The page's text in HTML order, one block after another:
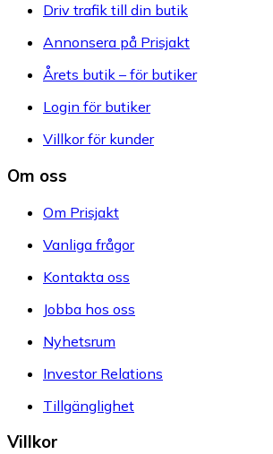
Driv trafik till din butik
Annonsera på Prisjakt
Årets butik – för butiker
Login för butiker
Villkor för kunder
Om oss
Om Prisjakt
Vanliga frågor
Kontakta oss
Jobba hos oss
Nyhetsrum
Investor Relations
Tillgänglighet
Villkor